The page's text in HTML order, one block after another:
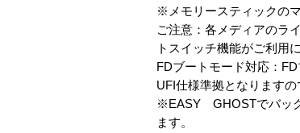
※メモリースティックの
ご注意：各メディアのラ
トスイッチ機能がご利用
FDブートモード対応：
UFI仕様準拠となります
※EASY GHOSTでバッ
ます。